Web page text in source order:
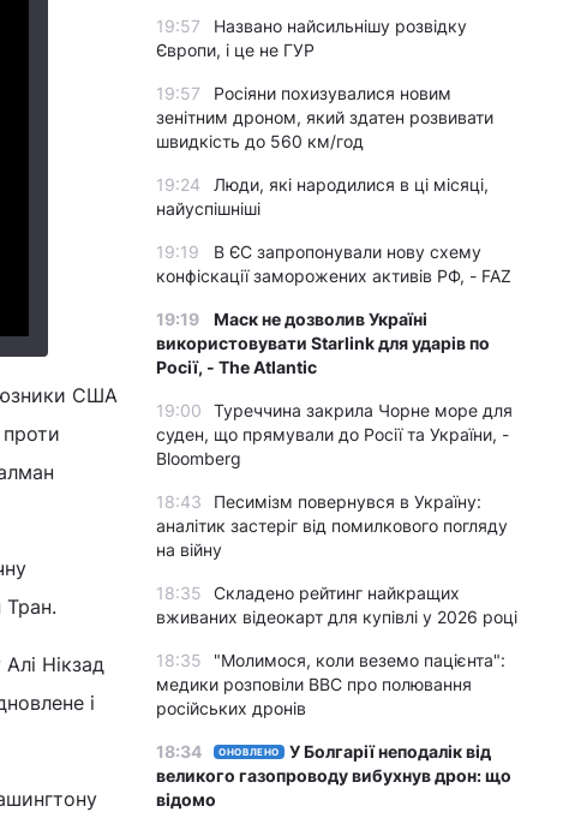
США
Тран.
Нікзад
і
19:57
Названо найсильнішу розвідку
Європи, і це не ГУР
19:57
Росіяни похизувалися новим
зенітним дроном, який здатен розвивати
швидкість до 560 км/год
19:24
Люди, які народилися в ці місяці,
найуспішніші
19:19
В ЄС запропонували нову схему
конфіскації заморожених активів РФ, - FAZ
19:19
Маск не дозволив Україні
використовувати Starlink для ударів по
Росії, - The Atlantic
19:00
Туреччина закрила Чорне море для
суден, що прямували до Росії та України, -
Bloomberg
18:43
Песимізм повернувся в Україну:
аналітик застеріг від помилкового погляду
на війну
18:35
Складено рейтинг найкращих
вживаних відеокарт для купівлі у 2026 році
18:35
"Молимося, коли веземо пацієнта":
медики розповіли BBC про полювання
російських дронів
18:34 ОНОВЛЕНО
У Болгарії неподалік від
великого газопроводу вибухнув дрон: що
відомо